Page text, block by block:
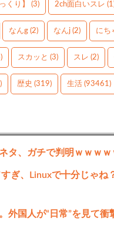
くり】 (3) 2ch面白いスレ
なんg (2) なんj (2) にち
スカッと (3) スレ (2)
歴史 (319) 生活 (93461)
タ、ガチで判明ｗｗｗｗ
ぎ、Linuxで十分じゃね
外国人が“日常”を見て衝